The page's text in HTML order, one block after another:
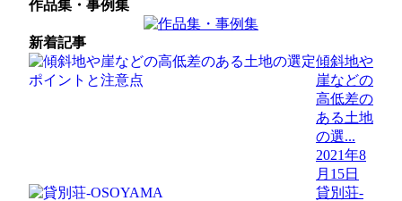
作品集・事例集
新着記事
傾斜地や
崖などの
高低差の
ある土地
の選...
2021年8
月15日
貸別荘-